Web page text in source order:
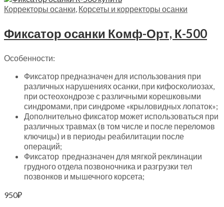
Корректоры осанки, Корсеты и корректоры осанки
Фиксатор осанки Комф-Орт, К-500
Особенности:
Фиксатор предназначен для использования при
различных нарушениях осанки, при кифосколиозах,
при остеохондрозе с различными корешковыми
синдромами, при синдроме «крыловидных лопаток»;
Дополнительно фиксатор может использоваться при
различных травмах (в том числе и после переломов
ключицы) и в периоды реабилитации после
операций;
Фиксатор предназначен для мягкой реклинации
грудного отдела позвоночника и разгрузки тел
позвонков и мышечного корсета;
950₽